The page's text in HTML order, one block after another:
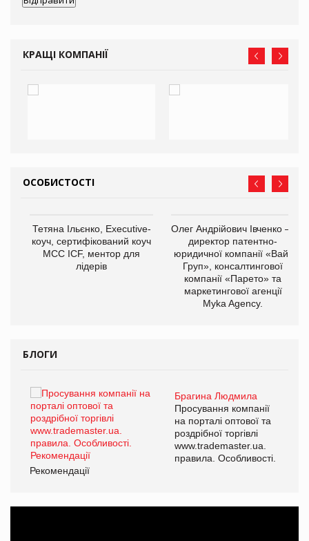
КРАЩІ КОМПАНІЇ
ОСОБИСТОСТІ
Тетяна Ільєнко, Executive-
коуч, сертифікований коуч
МСС ICF, ментор для
лідерів
Олег Андрійович Івченко —
директор патентно-
юридичної компанії «Вайз
Груп», консалтингової
компанії «Парето» та
маркетингової агенції
Myka Agency.
БЛОГИ
Брагина Людмила
Просування компанії
на порталі оптової та
роздрібної торгівлі
www.trademaster.ua.
правила. Особливості.
Рекомендації